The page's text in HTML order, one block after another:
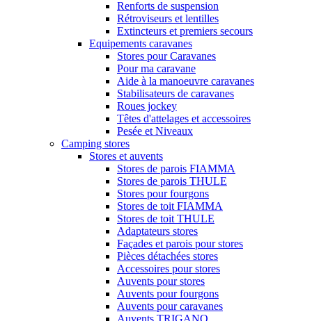
Renforts de suspension
Rétroviseurs et lentilles
Extincteurs et premiers secours
Equipements caravanes
Stores pour Caravanes
Pour ma caravane
Aide à la manoeuvre caravanes
Stabilisateurs de caravanes
Roues jockey
Têtes d'attelages et accessoires
Pesée et Niveaux
Camping stores
Stores et auvents
Stores de parois FIAMMA
Stores de parois THULE
Stores pour fourgons
Stores de toit FIAMMA
Stores de toit THULE
Adaptateurs stores
Façades et parois pour stores
Pièces détachées stores
Accessoires pour stores
Auvents pour stores
Auvents pour fourgons
Auvents pour caravanes
Auvents TRIGANO